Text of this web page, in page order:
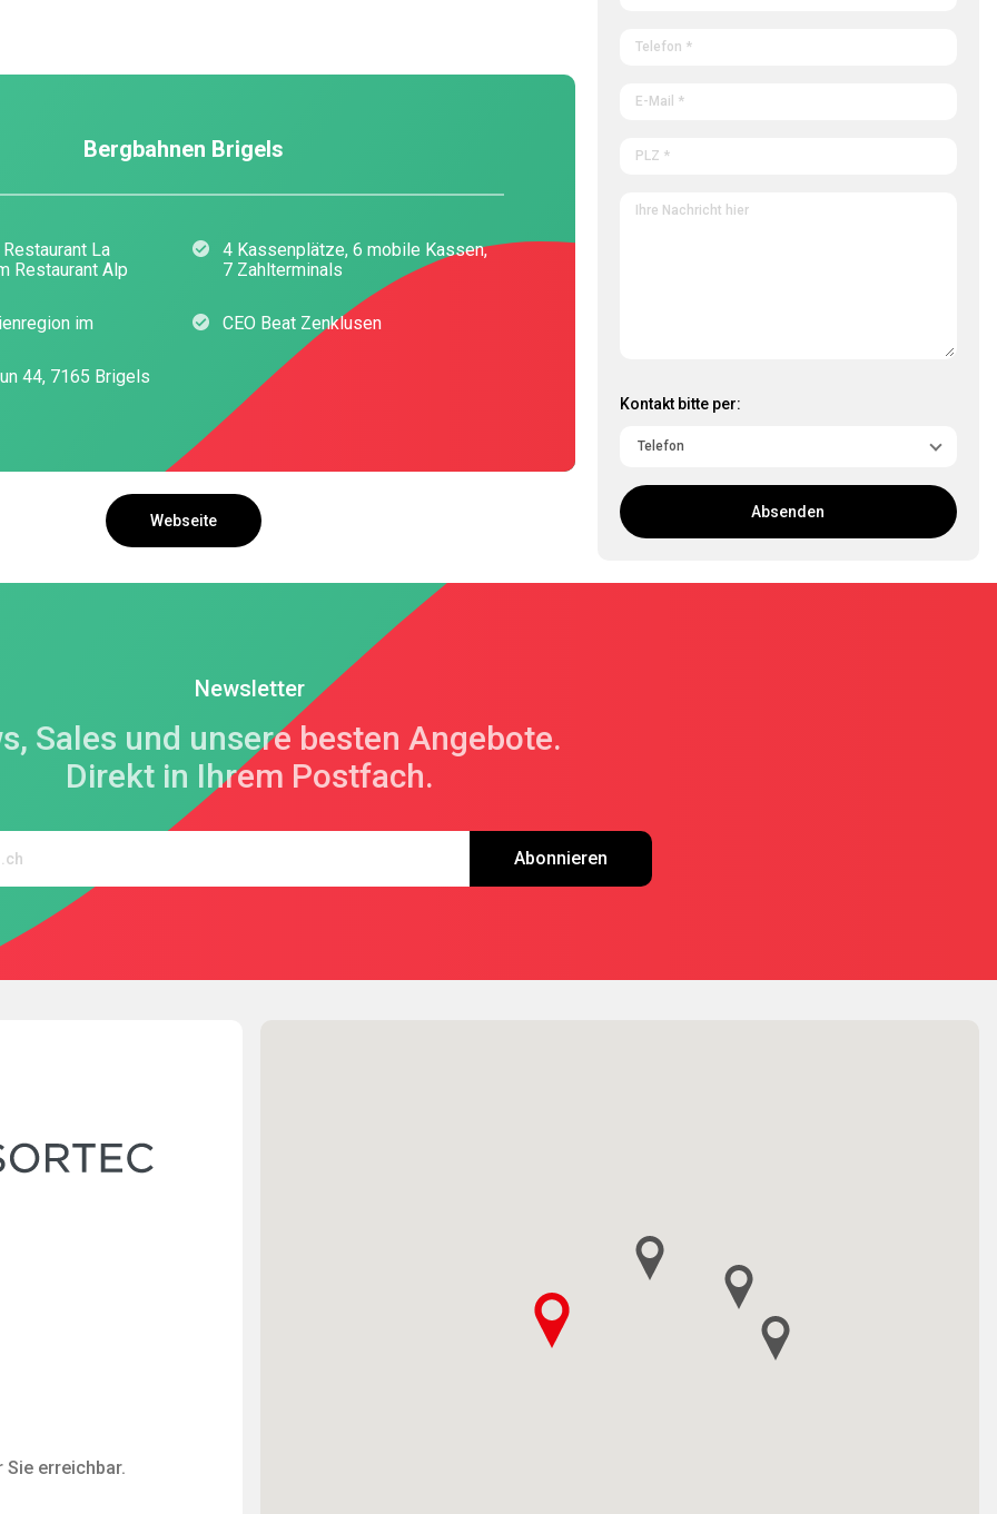
Bergbahnen Brigels
La
Restaurant Alp
4 Kassenplätze, 6 mobile Kassen,
7 Zahlterminals
im CEO Beat Zenklusen
44, 7165 Brigels
Webseite
Kontakt bitte per:
Absenden
Newsletter
Sales und unsere besten Angebote.
Direkt in Ihrem Postfach.
Abonnieren
erreichbar.